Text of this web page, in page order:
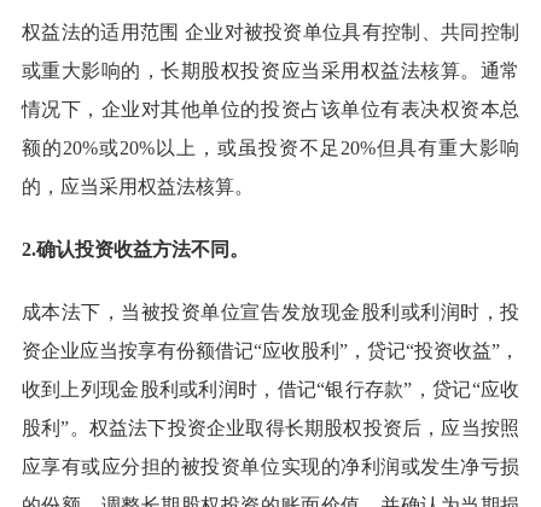
权益法的适用范围 企业对被投资单位具有控制、共同控制
或重大影响的，长期股权投资应当采用权益法核算。通常
情况下，企业对其他单位的投资占该单位有表决权资本总
额的20%或20%以上，或虽投资不足20%但具有重大影响
的，应当采用权益法核算。
2.确认投资收益方法不同。
成本法下，当被投资单位宣告发放现金股利或利润时，投
资企业应当按享有份额借记“应收股利”，贷记“投资收益”，
收到上列现金股利或利润时，借记“银行存款”，贷记“应收
股利”。权益法下投资企业取得长期股权投资后，应当按照
应享有或应分担的被投资单位实现的净利润或发生净亏损